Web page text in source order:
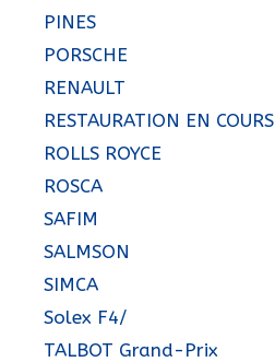
PINES
PORSCHE
RENAULT
RESTAURATION EN COURS
ROLLS ROYCE
ROSCA
SAFIM
SALMSON
SIMCA
Solex F4/
TALBOT Grand-Prix